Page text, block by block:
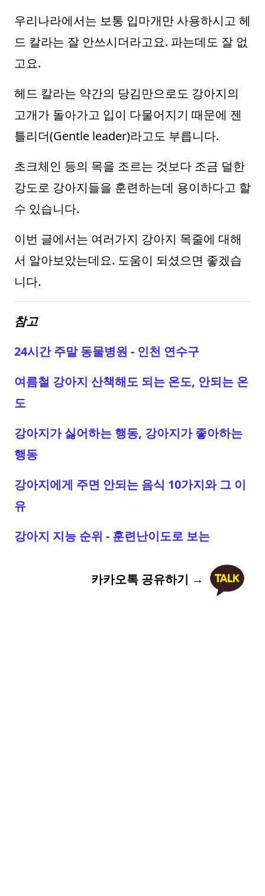
우리나라에서는 보통 입마개만 사용하시고 헤
드 칼라는 잘 안쓰시더라고요. 파는데도 잘 없
고요.
헤드 칼라는 약간의 당김만으로도 강아지의
고개가 돌아가고 입이 다물어지기 때문에 젠
틀리더(Gentle leader)라고도 부릅니다.
초크체인 등의 목을 조르는 것보다 조금 덜한
강도로 강아지들을 훈련하는데 용이하다고 할
수 있습니다.
이번 글에서는 여러가지 강아지 목줄에 대해
서 알아보았는데요. 도움이 되셨으면 좋겠습
니다.
참고
24시간 주말 동물병원 - 인천 연수구
여름철 강아지 산책해도 되는 온도, 안되는 온
도
강아지가 싫어하는 행동, 강아지가 좋아하는
행동
강아지에게 주면 안되는 음식 10가지와 그 이
유
강아지 지능 순위 - 훈련난이도로 보는
카카오톡 공유하기 →